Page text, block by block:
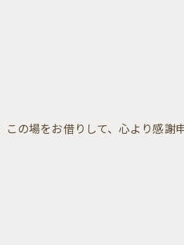
の場をお借りして、心より感謝